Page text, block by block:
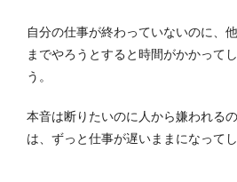
自分の仕事が終わっていないのに、
までやろうとすると時間がかかって
う。
本音は断りたいのに人から嫌われる
は、ずっと仕事が遅いままになってし